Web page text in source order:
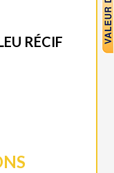
RÉCIF